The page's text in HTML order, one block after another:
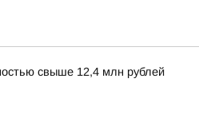
свыше 12,4 млн рублей